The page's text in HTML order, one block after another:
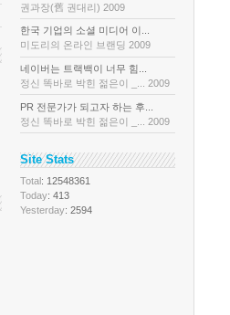
권과장(舊 권대리) 2009
한국 기업의 소셜 미디어 이...
미도리의 온라인 브랜딩 2009
네이버는 트랙백이 너무 힘...
정신 똑바로 박힌 젊은이 _... 2009
PR 전문가가 되고자 하는 후...
정신 똑바로 박힌 젊은이 _... 2009
Site Stats
Total: 12548361
Today: 413
Yesterday: 2594